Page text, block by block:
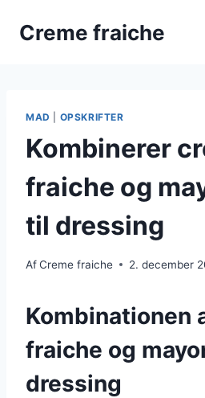
Creme fraiche
MAD OPSKRIFTER
Kombinerer
fraiche og
til dressing
AfCreme fraiche 2. december
Kombinationen
fraiche og
dressing